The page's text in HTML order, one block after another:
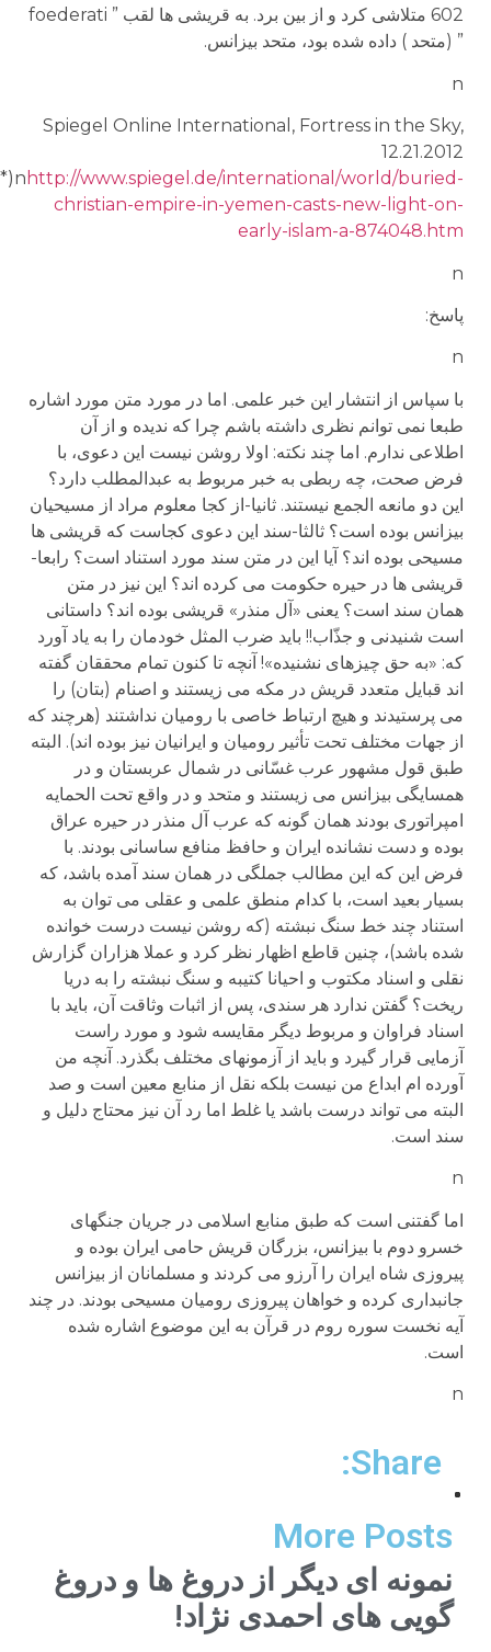
602 متلاشی کرد و از بین برد. به قریشی ها لقب ” foederati
” (متحد ) داده شده بود، متحد بیزانس.
n
Spiegel Online International, Fortress in the Sky,
12.21.2012
(*)nhttp://www.spiegel.de/international/world/buried-
christian-empire-in-yemen-casts-new-light-on-
early-islam-a-874048.htm
n
پاسخ:
n
با سپاس از انتشار این خبر علمی. اما در مورد متن مورد اشاره
طبعا نمی توانم نظری داشته باشم چرا که ندیده و از آن
اطلاعی ندارم. اما چند نکته: اولا روشن نیست این دعوی، با
فرض صحت، چه ربطی به خبر مربوط به عبدالمطلب دارد؟
این دو مانعه الجمع نیستند. ثانیا-از کجا معلوم مراد از مسیحیان
بیزانس بوده است؟ ثالثا-سند این دعوی کجاست که قریشی ها
مسیحی بوده اند؟ آیا این در متن سند مورد استناد است؟ رابعا-
قریشی ها در حیره حکومت می کرده اند؟ این نیز در متن
همان سند است؟ یعنی «آل منذر» قریشی بوده اند؟ داستانی
است شنیدنی و جذّاب!! باید ضرب المثل خودمان را به یاد آورد
که: «به حق چیزهای نشنیده»! آنچه تا کنون تمام محققان گفته
اند قبایل متعدد قریش در مکه می زیستند و اصنام (بتان) را
می پرستیدند و هیچ ارتباط خاصی با رومیان نداشتند (هرچند که
از جهات مختلف تحت تأثیر رومیان و ایرانیان نیز بوده اند). البته
طبق قول مشهور عرب غسّانی در شمال عربستان و در
همسایگی بیزانس می زیستند و متحد و در واقع تحت الحمایه
امپراتوری بودند همان گونه که عرب آل منذر در حیره عراق
بوده و دست نشانده ایران و حافظ منافع ساسانی بودند. با
فرض این که این مطالب جملگی در همان سند آمده باشد، که
بسیار بعید است، با کدام منطق علمی و عقلی می توان به
استناد چند خط سنگ نبشته (که روشن نیست درست خوانده
شده باشد)، چنین قاطع اظهار نظر کرد و عملا هزاران گزارش
نقلی و اسناد مکتوب و احیانا کتیبه و سنگ نبشته را به دریا
ریخت؟ گفتن ندارد هر سندی، پس از اثبات وثاقت آن، باید با
اسناد فراوان و مربوط دیگر مقایسه شود و مورد راست
آزمایی قرار گیرد و باید از آزمونهای مختلف بگذرد. آنچه من
آورده ام ابداع من نیست بلکه نقل از منابع معین است و صد
البته می تواند درست باشد یا غلط اما رد آن نیز محتاج دلیل و
سند است.
n
اما گفتنی است که طبق منابع اسلامی در جریان جنگهای
خسرو دوم با بیزانس، بزرگان قریش حامی ایران بوده و
پیروزی شاه ایران را آرزو می کردند و مسلمانان از بیزانس
جانبداری کرده و خواهان پیروزی رومیان مسیحی بودند. در چند
آیه نخست سوره روم در قرآن به این موضوع اشاره شده
است.
n
Share:
More Posts
نمونه ای دیگر از دروغ ها و دروغ
گویی های احمدی نژاد!